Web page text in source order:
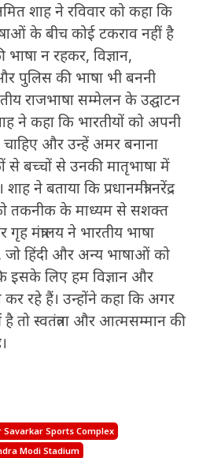
शाह ने रविवार को कहा कि
के बीच कोई टकराव नहीं है
न रहकर, विज्ञान,
और पुलिस की भाषा भी बननी
राजभाषा सम्मेलन के उद्घाटन
ने कहा कि भारतीयों को अपनी
और उन्हें अमर बनाना
से बच्चों से उनकी मातृभाषा में
ने बताया कि प्रधानमंत्री नरेंद्र
तकनीक के माध्यम से सशक्त
मंत्रालय ने भारतीय भाषा
जो हिंदी और अन्य भाषाओं को
इसके लिए हम विज्ञान और
रहे हैं। उन्होंने कहा कि अगर
तो स्वतंत्रता और आत्मसम्मान की
Savarkar Sports Complex
Modi Stadium